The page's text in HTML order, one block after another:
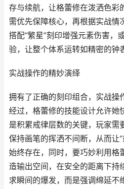
存与续航，让格蕾修在泼洒色彩
需优先保障核心，再根据实战情
搭配“繁星”刻印增强元素伤害，
验，让整个体系运转如精密的钟
实战操作的精妙演绎
拥有了正确的刻印组合，实战操
经过，格蕾修的技能设计允许她
是积累戒律层数的关键，玩家需
保持画笔的挥洒不间断，从而让
始终存在，同时，要巧妙利用格
造输出空间，在安全的距离下持
求瞬间的爆发，而是强调绵延不